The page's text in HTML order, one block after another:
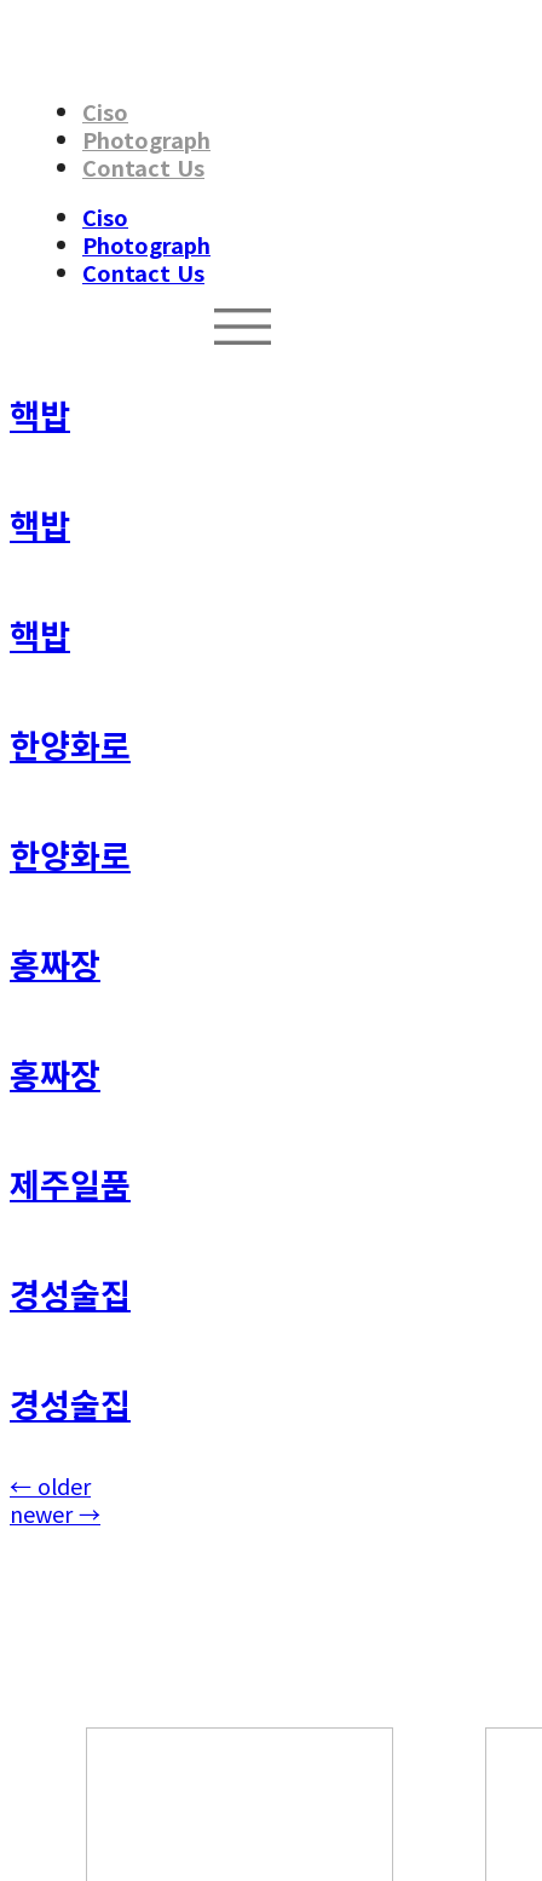
Ciso
Photograph
Contact Us
Ciso
Photograph
Contact Us
핵밥
핵밥
핵밥
한양화로
한양화로
홍짜장
홍짜장
제주일품
경성술집
경성술집
← older
newer→